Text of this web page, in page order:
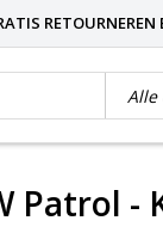
RETOURNEREN
Patrol